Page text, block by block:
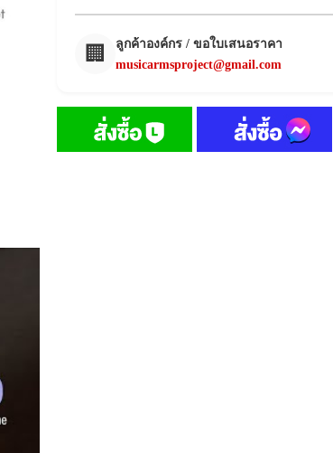
🏢
ลูกค้าองค์กร / ขอใบเสนอราคา
musicarmsproject@gmail.com